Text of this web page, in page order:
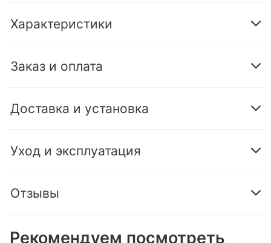
Характеристики
Заказ и оплата
Доставка и установка
Уход и эксплуатация
Отзывы
Рекомендуем посмотреть